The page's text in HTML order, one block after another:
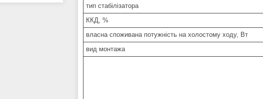
тип стабілізатора
ККД, %
власна споживана потужність на холостому ходу, Вт
вид монтажа